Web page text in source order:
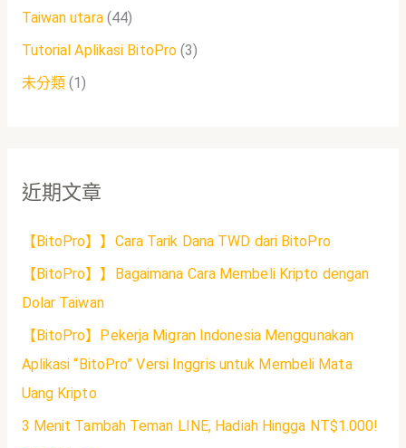
Taiwan utara(44)
Tutorial Aplikasi BitoPro (3)
未分類(1)
近期文章
【BitoPro】】Cara Tarik Dana TWD dari BitoPro
【BitoPro】】Bagaimana Cara Membeli Kripto dengan
Dolar Taiwan
【BitoPro】Pekerja Migran Indonesia Menggunakan
Aplikasi “BitoPro” Versi Inggris untuk Membeli Mata
Uang Kripto
3 Menit Tambah Teman LINE, Hadiah Hingga NT$1.000!